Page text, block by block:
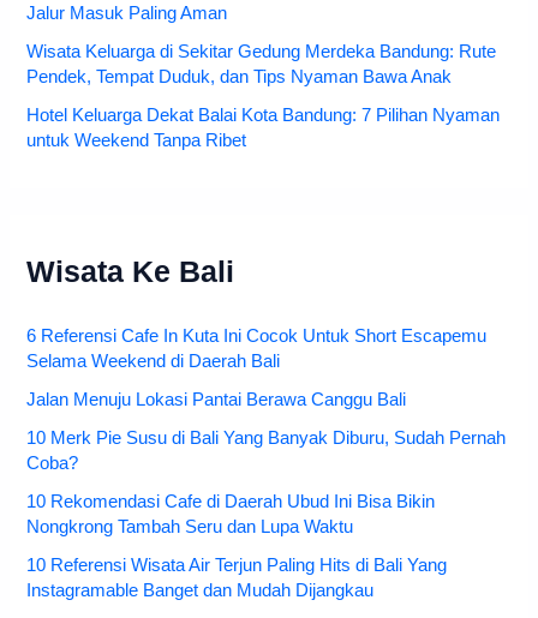
Jalur Masuk Paling Aman
Wisata Keluarga di Sekitar Gedung Merdeka Bandung: Rute
Pendek, Tempat Duduk, dan Tips Nyaman Bawa Anak
Hotel Keluarga Dekat Balai Kota Bandung: 7 Pilihan Nyaman
untuk Weekend Tanpa Ribet
Wisata Ke Bali
6 Referensi Cafe In Kuta Ini Cocok Untuk Short Escapemu
Selama Weekend di Daerah Bali
Jalan Menuju Lokasi Pantai Berawa Canggu Bali
10 Merk Pie Susu di Bali Yang Banyak Diburu, Sudah Pernah
Coba?
10 Rekomendasi Cafe di Daerah Ubud Ini Bisa Bikin
Nongkrong Tambah Seru dan Lupa Waktu
10 Referensi Wisata Air Terjun Paling Hits di Bali Yang
Instagramable Banget dan Mudah Dijangkau